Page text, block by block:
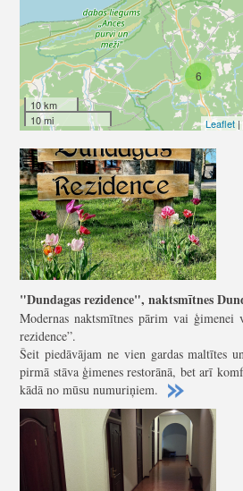
6
10 km
10 mi
Leaflet|
"Dundagas rezidence", naktsmītnes
Modernas naktsmītnes pārim vai ģimenei
rezidence”.
Šeit piedāvājam ne vien gardas maltītes
pirmā stāva ģimenes restorānā, bet arī
kādā no mūsu numuriņiem.